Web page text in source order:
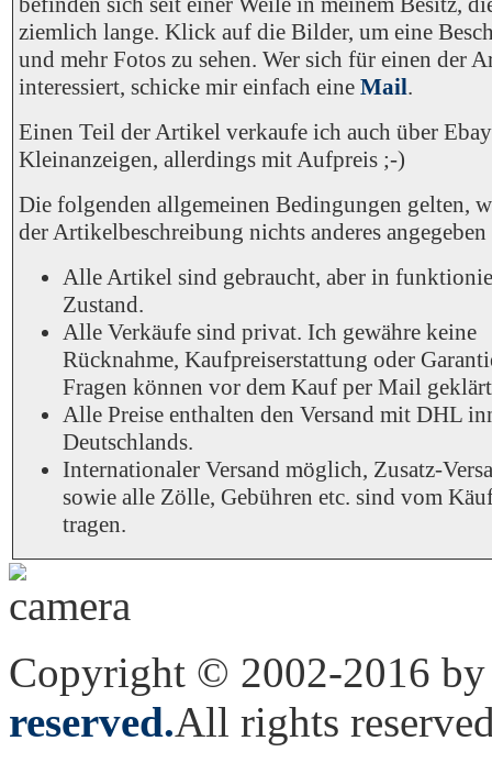
ziemlich lange. Klick auf die Bilder, um eine
und mehr Fotos zu sehen. Wer sich für einen der
interessiert, schicke mir einfach eine Mail.
Einen Teil der Artikel verkaufe ich auch über Ebay
Kleinanzeigen, allerdings mit Aufpreis ;-)
Die folgenden allgemeinen Bedingungen gelten,
der Artikelbeschreibung nichts anderes
Alle Artikel sind gebraucht, aber in
Zustand.
Alle Verkäufe sind privat. Ich gewähre keine
Rücknahme, Kaufpreiserstattung oder
Fragen können vor dem Kauf per Mail
Alle Preise enthalten den Versand mit DHL
Deutschlands.
Internationaler Versand möglich, Zusatz-
sowie alle Zölle, Gebühren etc. sind vom
tragen.
Copyright © 2002-2016
reserved.All rights